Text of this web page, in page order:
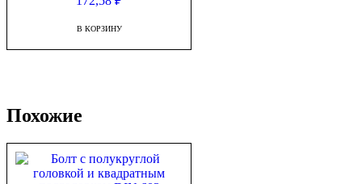
В КОРЗИНУ
Похожие